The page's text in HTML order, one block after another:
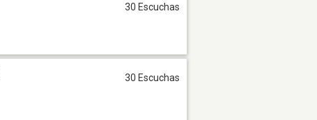
30 Escuchas
30 Escuchas